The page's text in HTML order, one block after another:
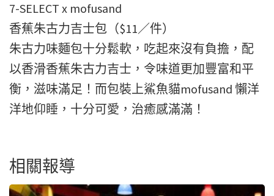
7-SELECT x mofusand
香蕉朱古力吉士包（$11／件）
朱古力味麵包十分鬆軟，吃起來沒有負擔，配
以香滑香蕉朱古力吉士，令味道更加豐富和平
衡，滋味滿足！而包裝上鯊魚貓mofusand 懶洋
洋地仰睡，十分可愛，治癒感滿滿！
相關報導